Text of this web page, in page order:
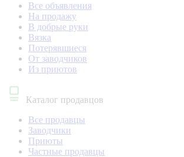
Все объявления
На продажу
В добрые руки
Вязка
Потерявшиеся
От заводчиков
Из приютов
Каталог продавцов
Все продавцы
Заводчики
Приюты
Частные продавцы